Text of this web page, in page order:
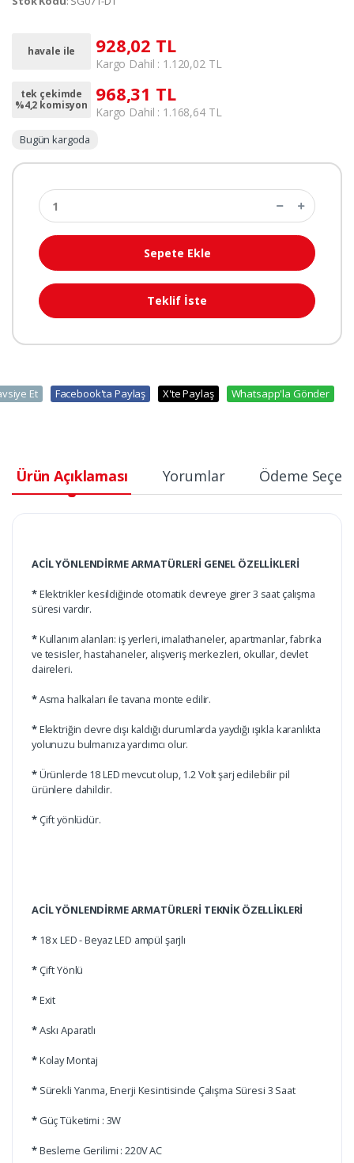
havale ile 928,02 TL
Kargo Dahil : 1.120,02 TL
tek çekimde
%4,2 komisyon
968,31 TL
Kargo Dahil : 1.168,64 TL
Bugün kargoda
Sepete Ekle
Teklif İste
Et Facebook'ta Paylaş X'te Paylaş Whatsapp'la Gönder
Ürün Açıklaması Yorumlar Ödeme
ACİL YÖNLENDİRME ARMATÜRLERİ GENEL ÖZELLİKLERİ
*Elektrikler kesildiğinde otomatik devreye girer 3 saat çalışma
süresi vardır.
*Kullanım alanları: iş yerleri, imalathaneler, apartmanlar, fabrika
ve tesisler, hastahaneler, alışveriş merkezleri, okullar, devlet
daireleri.
*Asma halkaları ile tavana monte edilir.
*Elektriğin devre dışı kaldığı durumlarda yaydığı ışıkla karanlıkta
yolunuzu bulmanıza yardımcı olur.
*Ürünlerde 18 LED mevcut olup, 1.2 Volt şarj edilebilir pil
ürünlere dahildir.
*Çift yönlüdür.
ACİL YÖNLENDİRME ARMATÜRLERİ TEKNİK ÖZELLİKLERİ
*18 x LED - Beyaz LED ampül şarjlı
*Çift Yönlü
*Exit
*Askı Aparatlı
*Kolay Montaj
*Sürekli Yanma, Enerji Kesintisinde Çalışma Süresi 3 Saat
* Güç Tüketimi : 3W
*Besleme Gerilimi : 220V AC